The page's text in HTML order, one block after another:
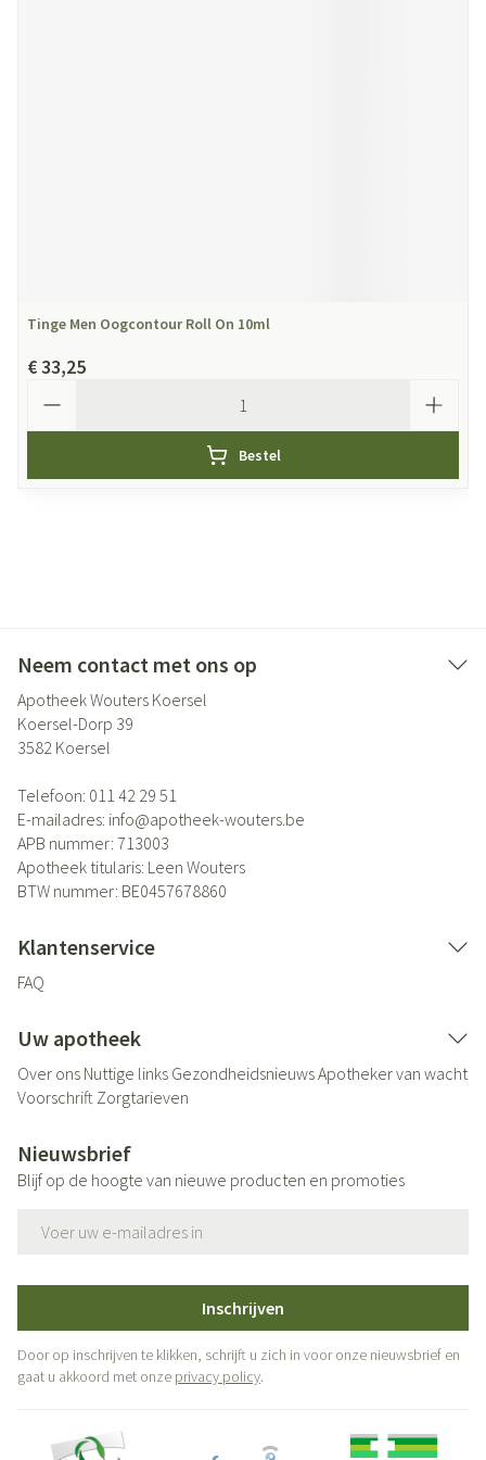
Tinge Men Oogcontour Roll On 10ml
€ 33,25
Bestel
Neem contact met ons op
Apotheek Wouters Koersel
Koersel-Dorp 39
3582 Koersel
Telefoon: 011 42 29 51
E-mailadres: info@apotheek-wouters.be
APB nummer: 713003
Apotheek titularis: Leen Wouters
BTW nummer: BE0457678860
Klantenservice
FAQ
Uw apotheek
Over ons Nuttige links GezondheidsnieuwsApotheker van wacht
Voorschrift Zorgtarieven
Nieuwsbrief
Blijf op de hoogte van nieuwe producten en promoties
Inschrijven
Door op inschrijven te klikken, schrijft u zich in voor onze nieuwsbrief en
gaat u akkoord met onze privacy policy.